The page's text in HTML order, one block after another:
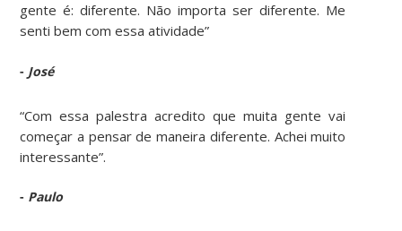
gente é: diferente. Não importa ser diferente. Me
senti bem com essa atividade”
- José
“Com essa palestra acredito que muita gente vai
começar a pensar de maneira diferente. Achei muito
interessante”.
- Paulo